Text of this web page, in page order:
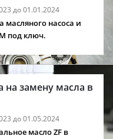
до 01.01.2024
масляного насоса и
под ключ.
на замену масла в
до 01.05.2024
масло ZF в